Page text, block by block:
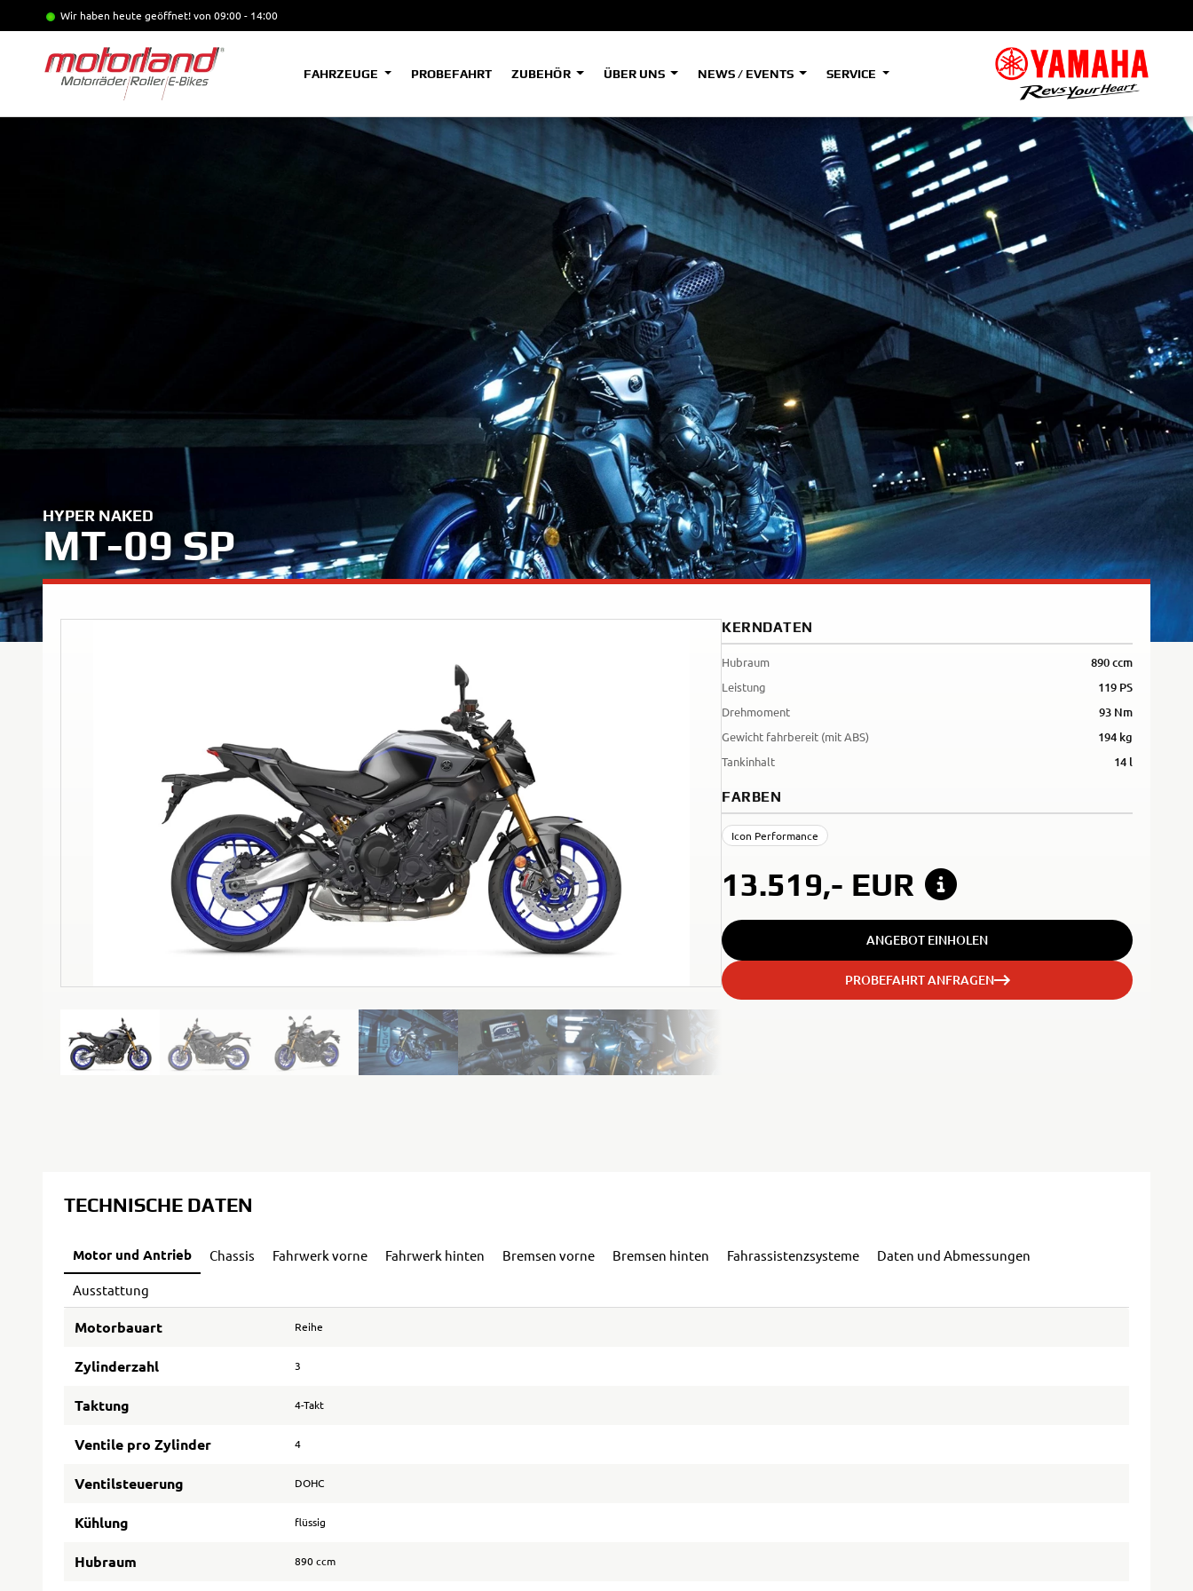
Wir haben heute geöffnet!von 09:00 - 14:00
FAHRZEUGE
HYPER NAKED
SPORT HERITAGE
SPORT TOURING
SUPERSPORT
Tenere
700
(Low)
Tenere
700
(Low)
35kW
A2 A A2
A
Tenere
700
World
Raid
WR125R
PROBEFAHRT ZUBEHÖR ÜBER UNS NEWS / EVENTS SERVICE
HYPER NAKED
MT-09 SP
KERNDATEN
Hubraum 890 ccm
Leistung 119 PS
Drehmoment 93 Nm
Gewicht fahrbereit (mit ABS) 194 kg
Tankinhalt 14 l
FARBEN
Icon Performance
13.519,- EUR
ANGEBOT EINHOLEN
PROBEFAHRT ANFRAGEN
TECHNISCHE DATEN
Motor und Antrieb Chassis Fahrwerk vorne Fahrwerk hinten Bremsen vorne Bremsen hinten Fahrassistenzsysteme Daten und Abmessungen
Ausstattung
Motorbauart Reihe
Zylinderzahl 3
Taktung 4-Takt
Ventile pro Zylinder 4
Ventilsteuerung DOHC
Kühlung flüssig
Hubraum 890 ccm